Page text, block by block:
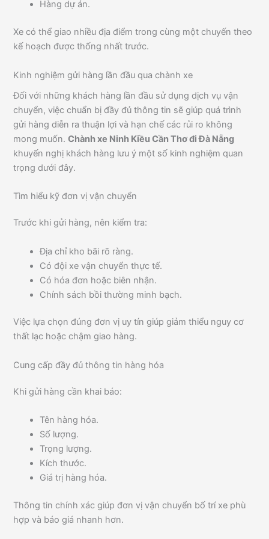
Hàng dự án.
Xe có thể giao nhiều địa điểm trong cùng một chuyến theo
kế hoạch được thống nhất trước.
Kinh nghiệm gửi hàng lần đầu qua chành xe
Đối với những khách hàng lần đầu sử dụng dịch vụ vận
chuyển, việc chuẩn bị đầy đủ thông tin sẽ giúp quá trình
gửi hàng diễn ra thuận lợi và hạn chế các rủi ro không
mong muốn.Chành xe Ninh Kiều Cần Thơ đi Đà Nẵng
khuyến nghị khách hàng lưu ý một số kinh nghiệm quan
trọng dưới đây.
Tìm hiểu kỹ đơn vị vận chuyển
Trước khi gửi hàng, nên kiểm tra:
Địa chỉ kho bãi rõ ràng.
Có đội xe vận chuyển thực tế.
Có hóa đơn hoặc biên nhận.
Chính sách bồi thường minh bạch.
Việc lựa chọn đúng đơn vị uy tín giúp giảm thiểu nguy cơ
thất lạc hoặc chậm giao hàng.
Cung cấp đầy đủ thông tin hàng hóa
Khi gửi hàng cần khai báo:
Tên hàng hóa.
Số lượng.
Trọng lượng.
Kích thước.
Giá trị hàng hóa.
Thông tin chính xác giúp đơn vị vận chuyển bố trí xe phù
hợp và báo giá nhanh hơn.